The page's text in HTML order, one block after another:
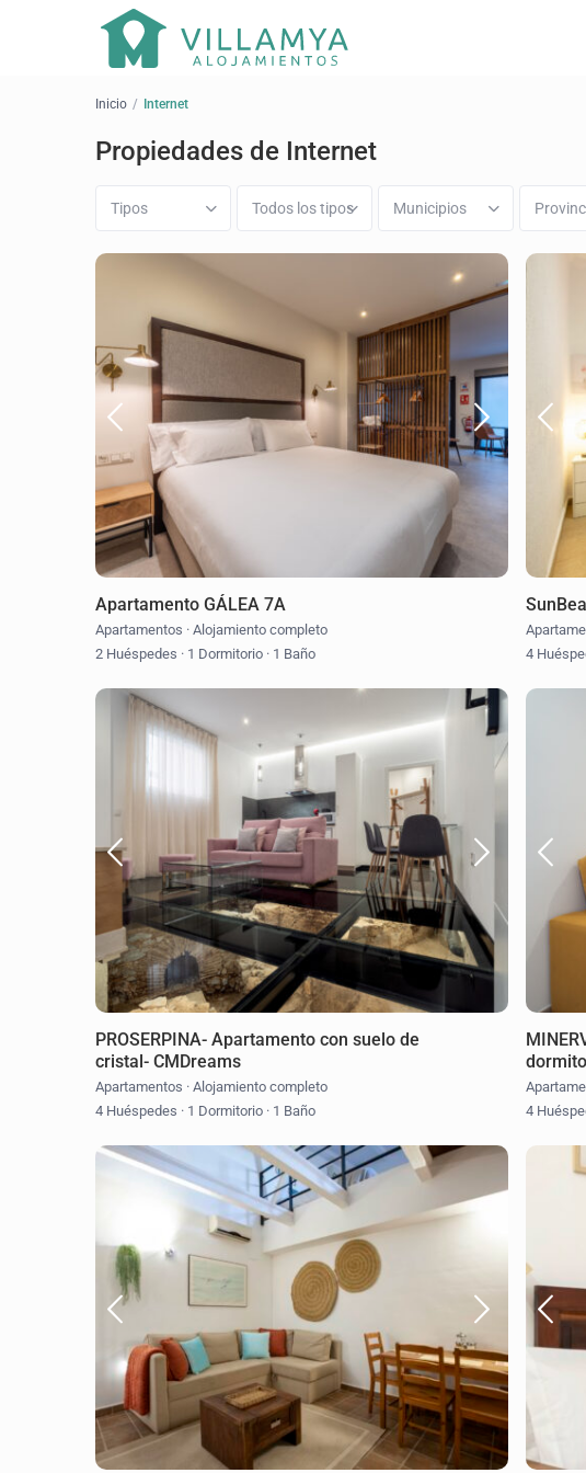
¿A dónde quieres ir?
Inicio Internet
Propiedades de Internet
Tipos Todos los tipos Municipios
Apartamento GÁLEA 7A
Apartamentos · Alojamiento completo
2 Huéspedes · 1 Dormitorio · 1 Baño
4
PROSERPINA- Apartamento con suelo de
cristal- CMDreams
Apartamentos · Alojamiento completo
4 Huéspedes · 1 Dormitorio · 1 Baño
4